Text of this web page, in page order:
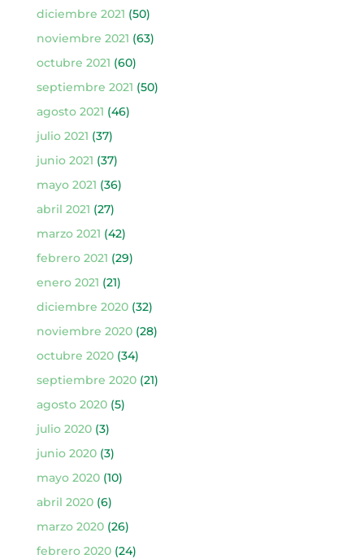
diciembre 2021 (50)
noviembre 2021 (63)
octubre 2021 (60)
septiembre 2021 (50)
agosto 2021 (46)
julio 2021 (37)
junio 2021 (37)
mayo 2021 (36)
abril 2021 (27)
marzo 2021 (42)
febrero 2021 (29)
enero 2021 (21)
diciembre 2020(32)
noviembre 2020(28)
octubre 2020(34)
septiembre 2020(21)
agosto 2020(5)
julio 2020(3)
junio 2020(3)
mayo 2020(10)
abril 2020(6)
marzo 2020(26)
febrero 2020(24)